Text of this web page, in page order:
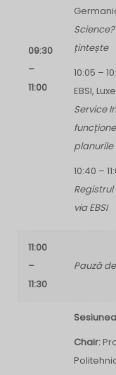
09:30
–
11:00
țintește
10:05 –
EBSI,
Service
planurile
10:40 –
via EBSI
11:00
–
11:30
Pauză
Chair: